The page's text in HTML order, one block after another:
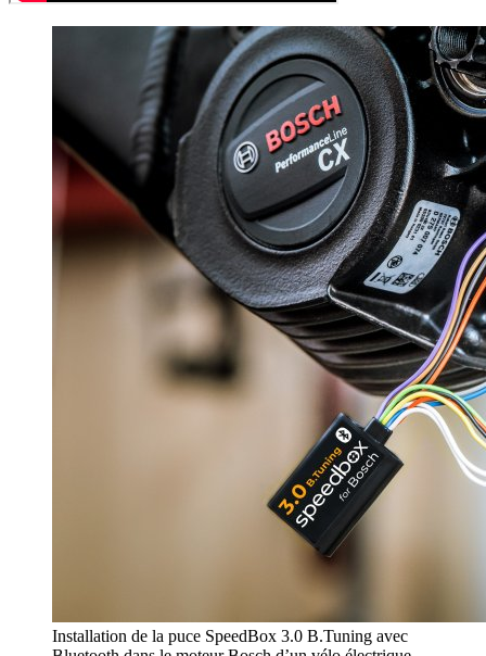
Installation de la puce SpeedBox 3.0 B.Tuning avec